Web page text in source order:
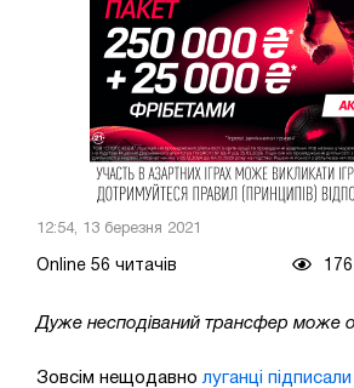
12:54, 13 березня 2021
Online 56 читачів 176
Дуже несподіваний трансфер може
Зовсім нещодавно луганці